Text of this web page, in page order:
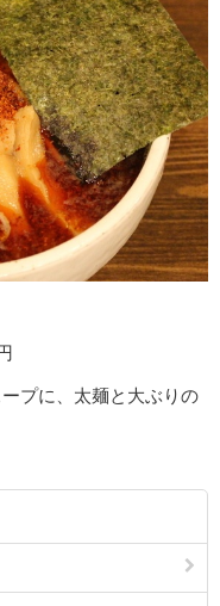
プに、太麺と大ぶりの